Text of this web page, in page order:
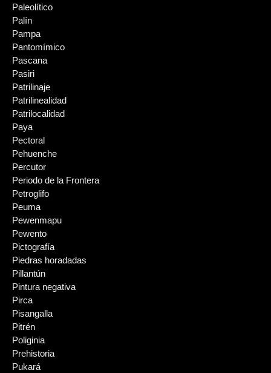
Paleolítico
Palín
Pampa
Pantomímico
Pascana
Pasiri
Patrilinaje
Patrilinealidad
Patrilocalidad
Paya
Pectoral
Pehuenche
Percutor
Periodo de la Frontera
Petroglifo
Peuma
Pewenmapu
Pewento
Pictografía
Piedras horadadas
Pillantún
Pintura negativa
Pirca
Pisangalla
Pitrén
Poliginia
Prehistoria
Pukará